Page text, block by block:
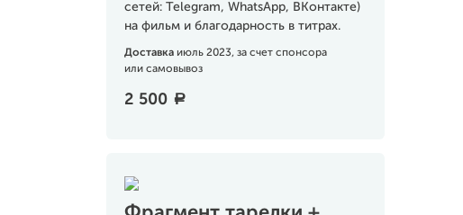
сетей: Telegram, WhatsApp, ВКонтакте)
на фильм и благодарность в титрах.
Доставка июль 2023, за счет спонсора
или самовывоз
2 500 a